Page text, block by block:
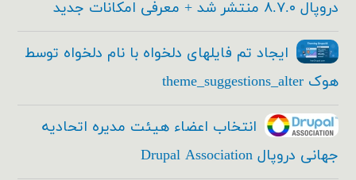
دروپال ۸.۷.۰ منتشر شد + معرفی امکانات جدید
ایجاد تم فایلهای دلخواه با نام دلخواه توسط
هوک theme_suggestions_alter
انتخاب اعضاء هیئت مدیره اتحادیه
جهانی دروپال Drupal Association